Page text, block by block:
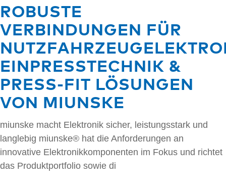
ROBUSTE
VERBINDUNGEN FÜR
EINPRESSTECHNIK &
PRESS-FIT LÖSUNGEN
VON MIUNSKE
miunske macht Elektronik sicher, leistungsstark und
langlebig miunske® hat die Anforderungen an
innovative Elektronikkomponenten im Fokus und richtet
das Produktportfolio sowie di